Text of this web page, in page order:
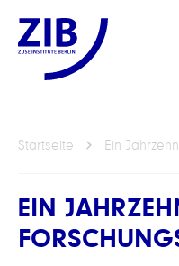
Startseite Ein
EIN